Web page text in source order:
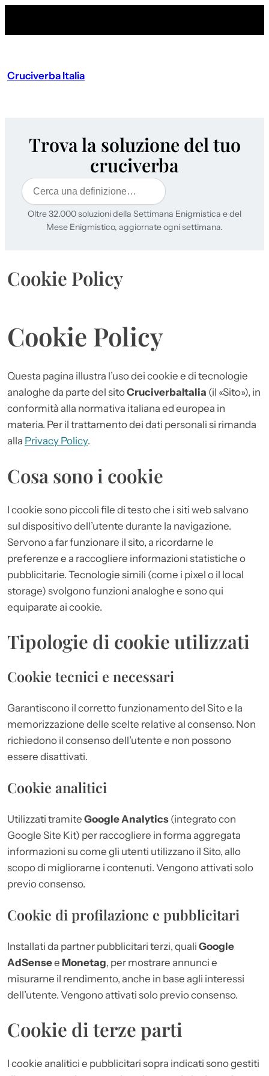
Cruciverba Italia
Trova la soluzione del tuo
cruciverba
Cerca
Oltre 32.000 soluzioni della Settimana Enigmistica e del
Mese Enigmistico, aggiornate ogni settimana.
Cookie Policy
Cookie Policy
Questa pagina illustra l’uso dei cookie e di tecnologie
analoghe da parte del sitoCruciverbaItalia (il «Sito»), in
conformità alla normativa italiana ed europea in
materia. Per il trattamento dei dati personali si rimanda
alla Privacy Policy.
Cosa sono i cookie
I cookie sono piccoli file di testo che i siti web salvano
sul dispositivo dell’utente durante la navigazione.
Servono a far funzionare il sito, a ricordarne le
preferenze e a raccogliere informazioni statistiche o
pubblicitarie. Tecnologie simili (come i pixel o il local
storage) svolgono funzioni analoghe e sono qui
equiparate ai cookie.
Tipologie di cookie utilizzati
Cookie tecnici e necessari
Garantiscono il corretto funzionamento del Sito e la
memorizzazione delle scelte relative al consenso. Non
richiedono il consenso dell’utente e non possono
essere disattivati.
Cookie analitici
Utilizzati tramite Google Analytics (integrato con
Google Site Kit) per raccogliere in forma aggregata
informazioni su come gli utenti utilizzano il Sito, allo
scopo di migliorarne i contenuti. Vengono attivati solo
previo consenso.
Cookie di profilazione e pubblicitari
Installati da partner pubblicitari terzi, quali Google
AdSensee Monetag, per mostrare annunci e
misurarne il rendimento, anche in base agli interessi
dell’utente. Vengono attivati solo previo consenso.
Cookie di terze parti
I cookie analitici e pubblicitari sopra indicati sono gestiti